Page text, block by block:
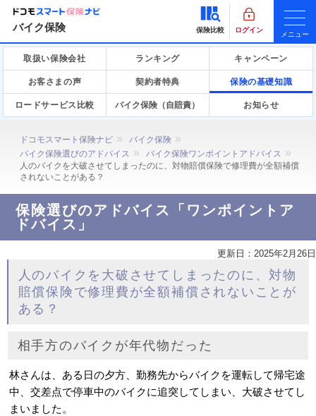
バイク保険 保険比較 ログイン
メニュー
取扱い保険会社 ランキング キャンペーン
お客さまの声 契約者特典 保険の基礎知識
ロードサービス比較 バイク保険（自賠責） お知らせ
ドコモスマート保険ナビ
バイク保険
バイク保険選びのアドバイス
バイク保険ワンポイントアドバイス
人のバイクを大破させてしまったのに、対物賠償保険で修理費が全額補償
されないことがある？
保険選びのアドバイス「ワンポイントア
ドバイス」
更新日： 2025年2月26日
人のバイクを大破させてしまったのに、対物
賠償保険で修理費が全額補償されないことが
ある？
相手方のバイクが年代物だった
林さんは、ある日の夕方、勤務先からバイクを運転して帰宅途
中、交差点で停車中のバイクに追突してしまい、大破させてし
まいました。